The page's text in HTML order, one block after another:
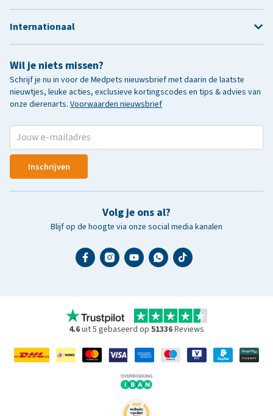
Wil je niets missen?
Schrijf je nu in voor de Medpets nieuwsbrief met daarin de laatste
nieuwtjes, leuke acties, exclusieve kortingscodes en tips & advies van
onze dierenarts. Voorwaarden nieuwsbrief
Inschrijven
Volg je ons al?
Blijf op de hoogte via onze social media kanalen
Internationaal
4.6uit 5 gebaseerd op 51336Reviews